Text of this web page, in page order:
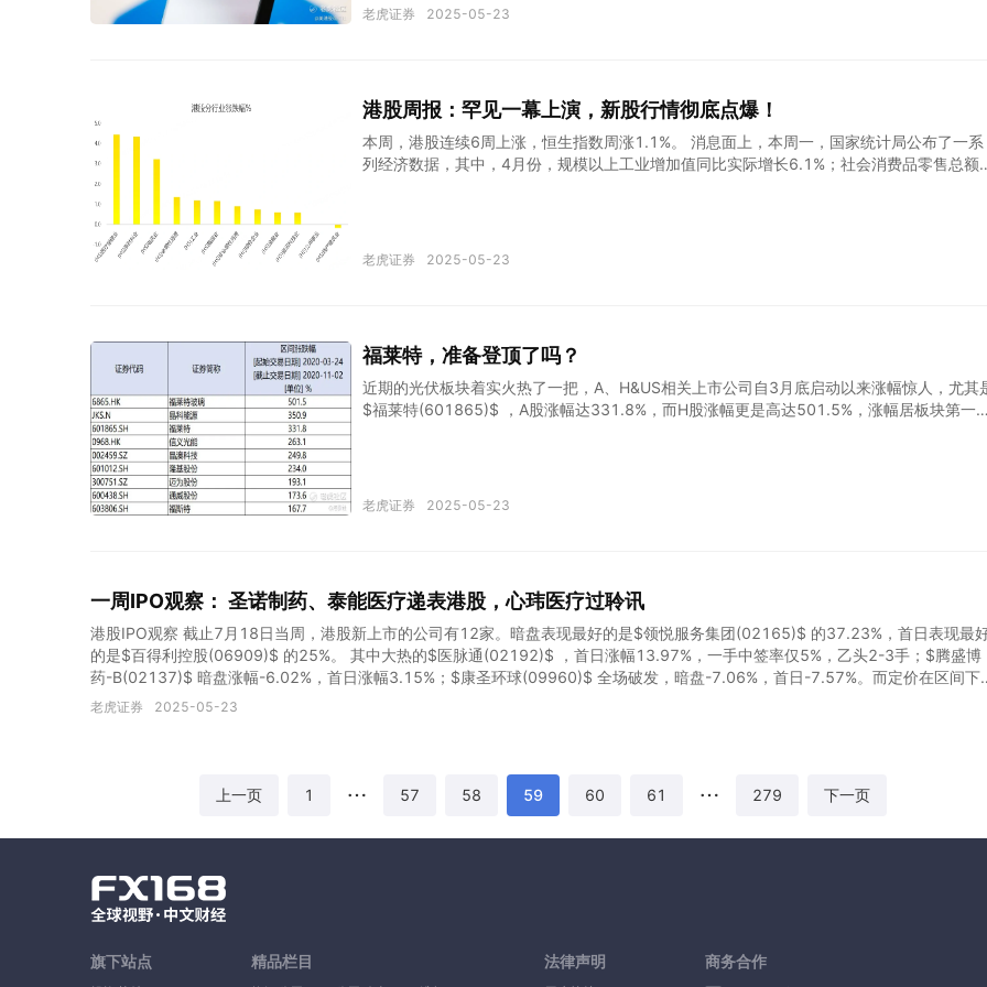
025 年 4 月为抄底投资者带来了一场非凡的复苏盛宴，并且 Snowflake 股价还跑赢了大盘，
的最高水平，长期债券的抛售潮仍在持续肆虐。 第一季度业绩稳健 来源：Snowflake 尽管市
场存在诸多不确定性，Snowflake 的韧性凸显了为何领先的数据仓储公司投资者并未被劝
退，反而将其本已昂贵的估值进一步推高。公司在 2026 财年第一季度交出了
老虎证券 2025-05-23
港股周报：罕见一幕上演，新股行情彻底点爆！
本周，港股连续6周上涨，恒生指数周涨1.1%。 消息面上，本周一，国家统计局公布了一系
列经济数据，其中，4月份，规模以上工业增加值同比实际增长6.1%；社会消费品零售总额3
下调10个基点。 4月份国民经济顶住压力稳定增长，外围市场保持稳定，港股稳步上涨的情
收窄至7%，成为创新药AH股折价率最低的个股！ 有了宁德时代和恒瑞医药做示范，预计会
有更多的A股行业龙头赴港上市，港股未来
老虎证券 2025-05-23
福莱特，准备登顶了吗？
近期的光伏板块着实火热了一把，A、H&US相关上市公司自3月底启动以来涨幅惊人，尤其
$福莱特(601865)$ ，A股涨幅达331.8%，而H股涨幅更是高达501.5%，涨幅居板块第一，
了光伏玻璃产能扩张及价格反转的预期，详细研究了福莱特，但是认为福莱特等现金流不太
年，光伏装机从 16GW快速增长至 115GW，CAGR=24.4%；光伏玻璃的需求增速和装机增
速基本一致，CAGR=22%，略低的原因在于电池
老虎证券 2025-05-23
一周IPO观察： 圣诺制药、泰能医疗递表港股，心玮医疗过聆讯
港股IPO观察 截止7月18日当周，港股新上市的公司有12家。暗盘表现最好的是$领悦服务集团(02165)$ 的37.23%，首日表现最
的是$百得利控股(06909)$ 的25%。 其中大热的$医脉通(02192)$ ，首日涨幅13.97%，一手中签率仅5%，乙头2-3手；$腾盛博
药-B(02137)$ 暗盘涨幅-6.02%，首日涨幅3.15%；$康圣环球(09960)$ 全场破发，暗盘-7.06%，首日-7.57%。而定价在区间下
限之下的是$环球新材国际(06616)$ 则表现稍好，首日涨幅13.85%。 整体来看，本周并没有此前那样表现极好的新股。 此外，心
药技术（广州）有限公司 公司目前已搭建了十余款产品在研
老虎证券 2025-05-23
上一页 1 57 58 59 60 61 279 下一页
旗下站点 精品栏目 法律声明 商务合作